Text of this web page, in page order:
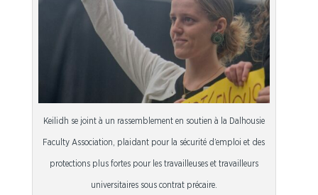
Keilidh se joint à un rassemblement en soutien à la Dalhousie
Faculty Association, plaidant pour la sécurité d’emploi et des
protections plus fortes pour les travailleuses et travailleurs
universitaires sous contrat précaire.